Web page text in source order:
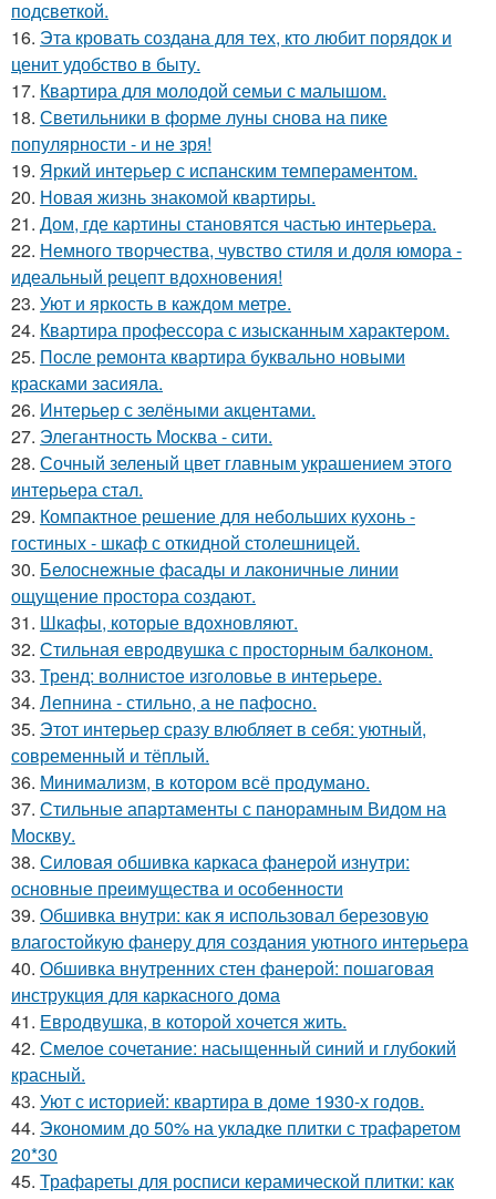
подсветкой.
16. Эта кровать создана для тех, кто любит порядок и
ценит удобство в быту.
17. Квартира для молодой семьи с малышом.
18. Светильники в форме луны снова на пике
популярности - и не зря!
19. Яркий интерьер с испанским темпераментом.
20. Новая жизнь знакомой квартиры.
21. Дом, где картины становятся частью интерьера.
22. Немного творчества, чувство стиля и доля юмора -
идеальный рецепт вдохновения!
23. Уют и яркость в каждом метре.
24. Квартира профессора с изысканным характером.
25. После ремонта квартира буквально новыми
красками засияла.
26. Интерьер с зелёными акцентами.
27. Элегантность Москва - сити.
28. Сочный зеленый цвет главным украшением этого
интерьера стал.
29. Компактное решение для небольших кухонь -
гостиных - шкаф с откидной столешницей.
30. Белоснежные фасады и лаконичные линии
ощущение простора создают.
31. Шкафы, которые вдохновляют.
32. Стильная евродвушка с просторным балконом.
33. Тренд: волнистое изголовье в интерьере.
34. Лепнина - стильно, а не пафосно.
35. Этот интерьер сразу влюбляет в себя: уютный,
современный и тёплый.
36. Минимализм, в котором всё продумано.
37. Стильные апартаменты с панорамным Видом на
Москву.
38. Силовая обшивка каркаса фанерой изнутри:
основные преимущества и особенности
39. Обшивка внутри: как я использовал березовую
влагостойкую фанеру для создания уютного интерьера
40. Обшивка внутренних стен фанерой: пошаговая
инструкция для каркасного дома
41. Евродвушка, в которой хочется жить.
42. Смелое сочетание: насыщенный синий и глубокий
красный.
43. Уют с историей: квартира в доме 1930-х годов.
44. Экономим до 50% на укладке плитки с трафаретом
20*30
45. Трафареты для росписи керамической плитки: как